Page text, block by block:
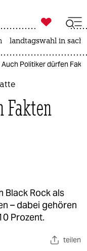

taz zahl ich
landtagswahl in
Politiker dürfen
Fakten
Black Rock als
– dabei gehören
Prozent.
teilen